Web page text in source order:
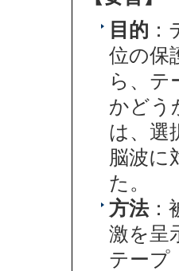
目的
位の保
ら、テ
かどう
は、選
脳波に
た。
方法：
激を呈
テープ